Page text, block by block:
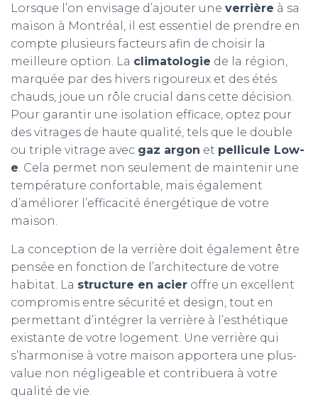
Lorsque l’on envisage d’ajouter une verrière à sa
maison à Montréal, il est essentiel de prendre en
compte plusieurs facteurs afin de choisir la
meilleure option. La climatologie de la région,
marquée par des hivers rigoureux et des étés
chauds, joue un rôle crucial dans cette décision.
Pour garantir une isolation efficace, optez pour
des vitrages de haute qualité, tels que le double
ou triple vitrage avec gaz argon et pellicule Low-
e. Cela permet non seulement de maintenir une
température confortable, mais également
d’améliorer l’efficacité énergétique de votre
maison.
La conception de la verrière doit également être
pensée en fonction de l’architecture de votre
habitat. La structure en acier offre un excellent
compromis entre sécurité et design, tout en
permettant d’intégrer la verrière à l’esthétique
existante de votre logement. Une verrière qui
s’harmonise à votre maison apportera une plus-
value non négligeable et contribuera à votre
qualité de vie.